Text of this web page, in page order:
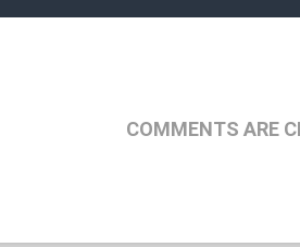
COMMENTS ARE